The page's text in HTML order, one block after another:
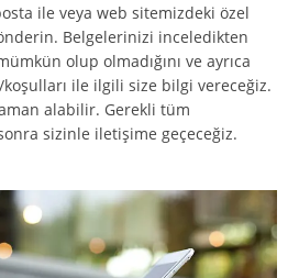
ile veya web sitemizdeki özel
Belgelerinizi inceledikten
olup olmadığını ve ayrıca
ile ilgili size bilgi vereceğiz.
alabilir. Gerekli tüm
sizinle iletişime geçeceğiz.